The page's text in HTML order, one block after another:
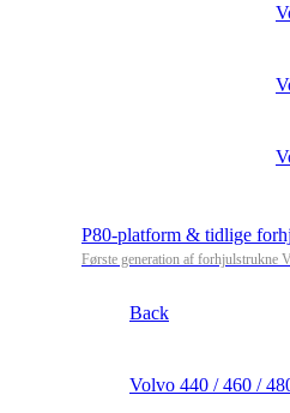
P80-platform & tidlige
Første generation af forhjulstrukne
Back
Volvo 440 / 460 /